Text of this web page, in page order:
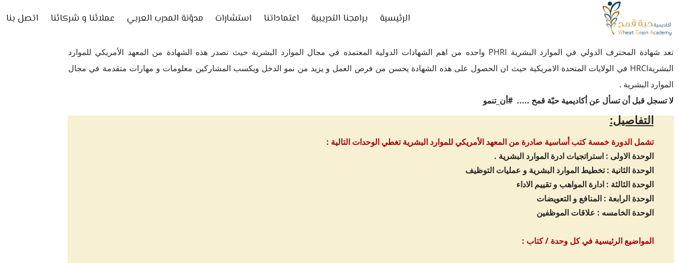
الرئيسية برامجنا التدريبية اعتماداتنا استشارات مدوّنة المدرب العربي عملائنا و شركائنا اتصل بنا
​تعد شهادة المحترف الدولي في الموارد البشرية PHRI واحده من اهم الشهادات الدولية المعتمده في مجال الموارد البشرية حيث تصدر هذه الشهادة من المعهد الأمريكي للموارد
البشريةHRCI في الولايات المتحدة الامريكية حيث ان الحصول على هذه الشهادة يحسن من فرص العمل و يزيد من نمو الدخل ويكسب المشاركين معلومات و مهارات متقدمة في مجال
الموارد البشرية .
لا تسجل قبل أن تسأل عن أكاديمية حبّة قمح ..... #أن_تنمو
التفاصيل:
تشمل الدورة خمسة كتب أساسية صادرة من المعهد الأمريكي للموارد البشرية تغطي الوحدات التالية :
الوحدة الاولى : استراتجيات ادرة الموارد البشرية .
الوحدة الثانية : تخطيط الموارد البشرية و عمليات التوظيف
الوحدة الثالثة : ادارة المواهب و تقييم الاداء
الوحدة الرابعة : المنافع و التعويضات
الوحدة الخامسه : علاقات الموظفين
المواضيع الرئيسية في كل وحدة / كتاب :